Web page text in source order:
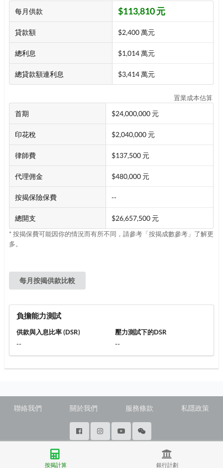
每月供款 $113,810 元
貸款額 $2,400 萬元
總利息 $1,014 萬元
總貸款額連利息 $3,414 萬元
置業成本估算
首期 $24,000,000 元
印花稅 $2,040,000 元
律師費 $137,500 元
代理佣金 $480,000 元
按揭保險保費 --
總開支 $26,657,500 元
* 按揭保費可能因你的情況而有所不同，請參考「按揭成數參考」了解更
多。
每月按揭供款比較
負擔能力測試
供款與入息比率 (DSR)
--
壓力測試下的DSR
--
按揭計算 銀行計劃
聯絡我們 關於我們 服務條款 私隱政策
@ Copyright 2026 28Hse LTD All rights reserved.